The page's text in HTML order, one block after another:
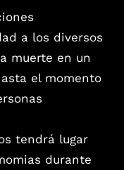
a los diversos
muerte en un
el momento
tendrá lugar
durante